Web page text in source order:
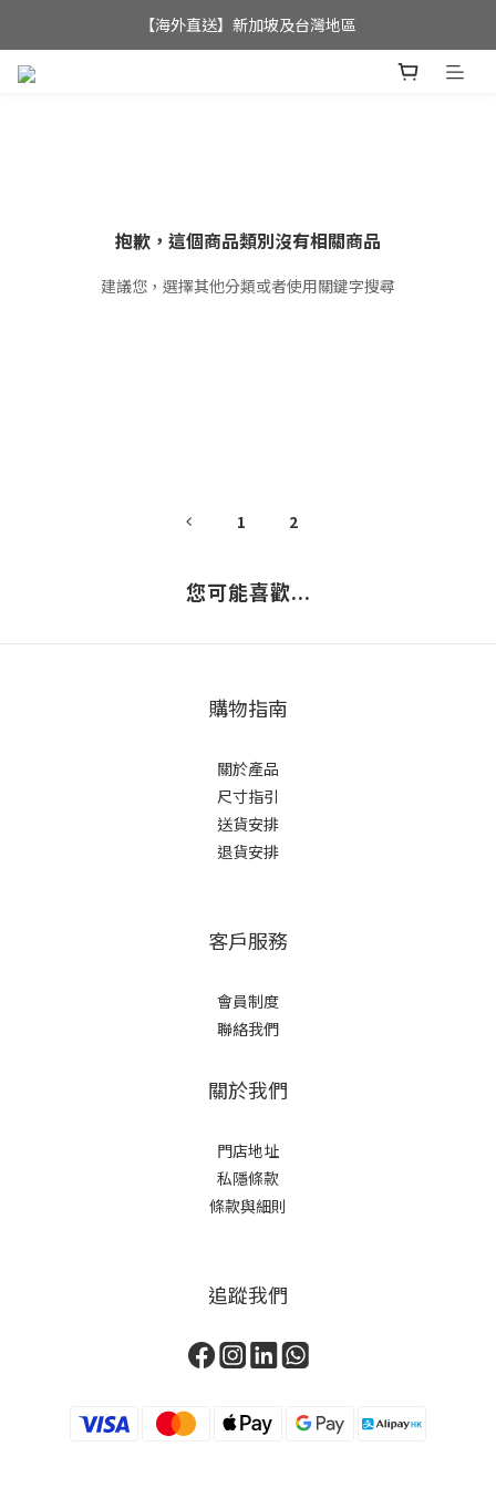
全店滿$350，即可享港澳地區免運費;
【海外直送】新加坡及台灣地區
抱歉，這個商品類別沒有相關商品
建議您，選擇其他分類或者使用關鍵字搜尋
1 2
您可能喜歡...
購物指南
關於產品
尺寸指引
送貨安排
退貨安排
客戶服務
會員制度
聯絡我們
關於我們
門店地址
私隱條款
條款與細則
追蹤我們